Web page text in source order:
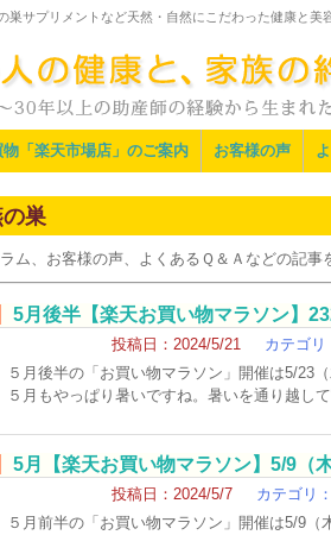
サプリメントなど天然・自然にこだわった健康と美
物「楽天市場店」のご案内 お客様の声
巣
ム、お客様の声、よくあるＱ＆Ａなどの記
5月後半【楽天お買い物マラソン】
投稿日：2024/5/21 カテゴリ
５月後半の「お買い物マラソン」開催は5/23
５月もやっぱり暑いですね。暑いを通り越し
5月【楽天お買い物マラソン】5/9（
投稿日：2024/5/7 カテゴリ
５月前半の「お買い物マラソン」開催は5/9